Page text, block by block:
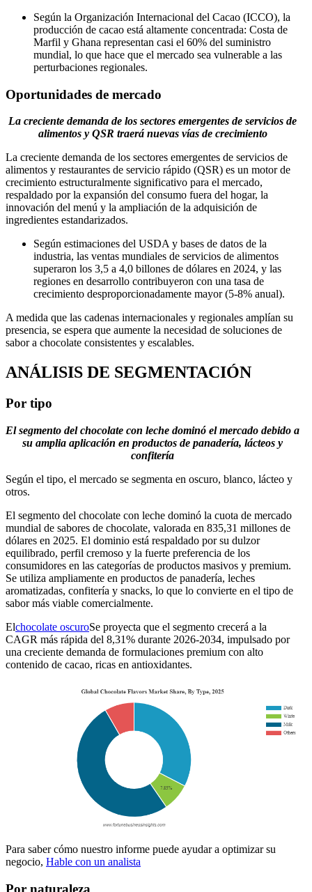
Según la Organización Internacional del Cacao (ICCO), la
producción de cacao está altamente concentrada: Costa de
Marfil y Ghana representan casi el 60% del suministro
mundial, lo que hace que el mercado sea vulnerable a las
perturbaciones regionales.
Oportunidades de mercado
La creciente demanda de los sectores emergentes de servicios de
alimentos y QSR traerá nuevas vías de crecimiento
La creciente demanda de los sectores emergentes de servicios de
alimentos y restaurantes de servicio rápido (QSR) es un motor de
crecimiento estructuralmente significativo para el mercado,
respaldado por la expansión del consumo fuera del hogar, la
innovación del menú y la ampliación de la adquisición de
ingredientes estandarizados.
Según estimaciones del USDA y bases de datos de la
industria, las ventas mundiales de servicios de alimentos
superaron los 3,5 a 4,0 billones de dólares en 2024, y las
regiones en desarrollo contribuyeron con una tasa de
crecimiento desproporcionadamente mayor (5-8% anual).
A medida que las cadenas internacionales y regionales amplían su
presencia, se espera que aumente la necesidad de soluciones de
sabor a chocolate consistentes y escalables.
ANÁLISIS DE SEGMENTACIÓN
Por tipo
El segmento del chocolate con leche dominó el mercado debido a
su amplia aplicación en productos de panadería, lácteos y
confitería
Según el tipo, el mercado se segmenta en oscuro, blanco, lácteo y
otros.
El segmento del chocolate con leche dominó la cuota de mercado
mundial de sabores de chocolate, valorada en 835,31 millones de
dólares en 2025. El dominio está respaldado por su dulzor
equilibrado, perfil cremoso y la fuerte preferencia de los
consumidores en las categorías de productos masivos y premium.
Se utiliza ampliamente en productos de panadería, leches
aromatizadas, confitería y snacks, lo que lo convierte en el tipo de
sabor más viable comercialmente.
Elchocolate oscuroSe proyecta que el segmento crecerá a la
CAGR más rápida del 8,31% durante 2026-2034, impulsado por
una creciente demanda de formulaciones premium con alto
contenido de cacao, ricas en antioxidantes.
Para saber cómo nuestro informe puede ayudar a optimizar su
negocio, Hable con un analista
Por naturaleza